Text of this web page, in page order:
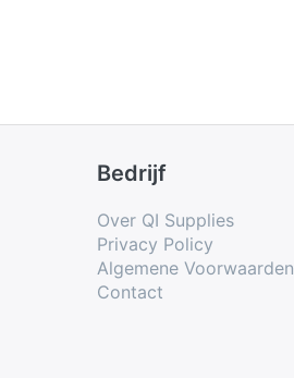
Bedrijf
Over QI Supplies
Privacy Policy
Algemene Voorwaarden
Contact